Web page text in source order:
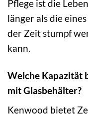
Pflege ist die
länger als die
der Zeit stumpf
kann.
Welche Kapazität
mit Glasbehälter?
Kenwood bietet